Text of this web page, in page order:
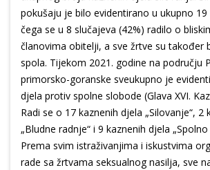
pokušaju je bilo evidentirano u ukupno 19
čega se u 8 slučajeva (42%) radilo o
članovima obitelji, a sve žrtve su također
spola. Tijekom 2021. godine na području
primorsko-goranske sveukupno je
djela protiv spolne slobode (Glava XVI.
Radi se o 17 kaznenih djela „Silovanje“, 2
„Bludne radnje“ i 9 kaznenih djela
Prema svim istraživanjima i iskustvima
rade sa žrtvama seksualnog nasilja, sve